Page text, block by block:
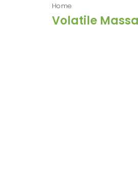
Home
Volatile